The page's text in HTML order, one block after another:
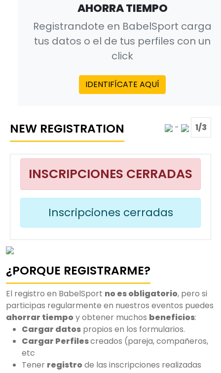
AHORRA TIEMPO
Registrandote en BabelSport carga
tus datos o el de tus perfiles con un
click
IDENTIFÍCATE AQUÍ
NEW REGISTRATION - 1/3
INSCRIPCIONES CERRADAS
Inscripciones cerradas
¿PORQUE REGISTRARME?
El registro en BabelSport no es obligatorio, pero si
participas regularmente en nuestros eventos puedes
ahorrar tiempo y obtener muchos beneficios:
Cargar datos propios en los formularios.
Cargar Perfilescreados (pareja, compañeros,
etc
Tener registro de las inscripciones realizadas